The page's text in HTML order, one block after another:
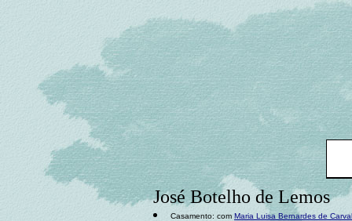
José Botelho de Lemos
Casamento: com Maria Luisa Bernardes de